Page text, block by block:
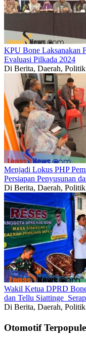
KPU Bone Laksanakan
Evaluasi Pilkada 2024
Di Berita, Daerah, Politik
Menjadi Lokus PHP
Persiapan Penyusunan
Di Berita, Daerah, Politik
Wakil Ketua DPRD
dan Tellu Siattinge
Di Berita, Daerah, Politik
Otomotif